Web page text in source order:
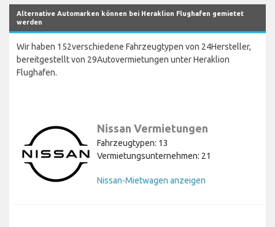
Alternative Automarken können bei Heraklion Flughafen gemietet
werden
Wir haben 152verschiedene Fahrzeugtypen von 24Hersteller,
bereitgestellt von 29Autovermietungen unter Heraklion
Flughafen.
Nissan Vermietungen
Fahrzeugtypen: 13
Vermietungsunternehmen: 21
Nissan-Mietwagen anzeigen